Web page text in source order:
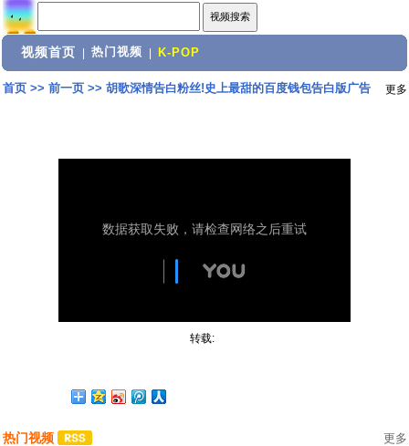
视频首页 热门视频 K-POP
首页>> 前一页>> 胡歌深情告白粉丝!史上最甜的百度钱包告白版广告 更多
转载:
热门视频 更多